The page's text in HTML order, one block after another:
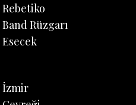
Rebetiko
Band Rüzgarı
Esecek
İzmir